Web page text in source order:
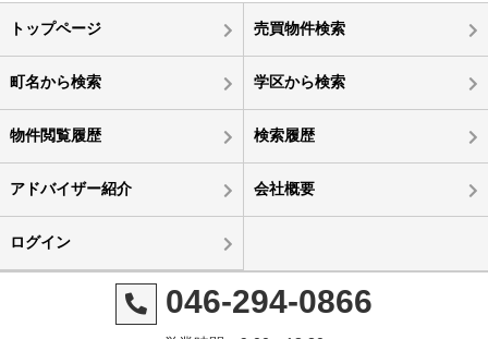
トップページ 売買物件検索
町名から検索 学区から検索
物件閲覧履歴 検索履歴
アドバイザー紹介 会社概要
ログイン
046-294-0866